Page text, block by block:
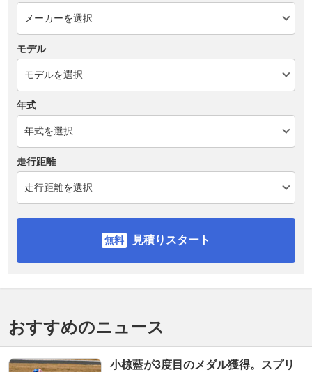
モデル
年式
走行距離
見積りスタート
おすすめのニュース
小椋藍が3度目のメダル獲得。スプリ